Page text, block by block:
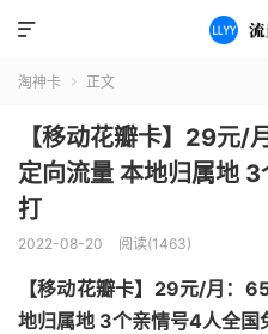

淘神卡  正文
【移动花瓣卡】29元
定向流量 本地归属地
打
2022-08-20 阅读(1463)
【移动花瓣卡】29元/月：
地归属地 3个亲情号4人全国